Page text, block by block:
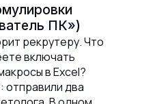
ПК»)
рекрутеру. Что
включать
в Excel?
отправили два